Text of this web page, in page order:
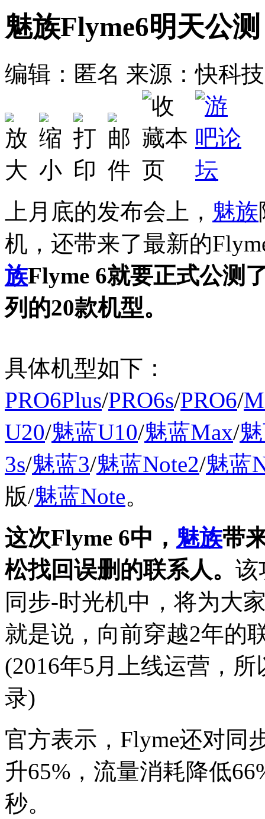
魅族Flyme6明天公
编辑：匿名 来源：快科技
上月底的发布会上， 魅族
机，还带来了最新的
族Flyme 6就要正式公测
列的20款机型。
具体机型如下：
PRO6Plus/PRO6s/PRO6/
U20/魅蓝U10/魅蓝Max/
3s/魅蓝3/魅蓝Note2/魅蓝
版/魅蓝Note。
这次Flyme 6中， 魅族带
松找回误删的联系人。 该
同步-时光机中，将为大
就是说，向前穿越2年的
(2016年5月上线运营，
录)
官方表示，Flyme还对同
升65%，流量消耗降低
秒。